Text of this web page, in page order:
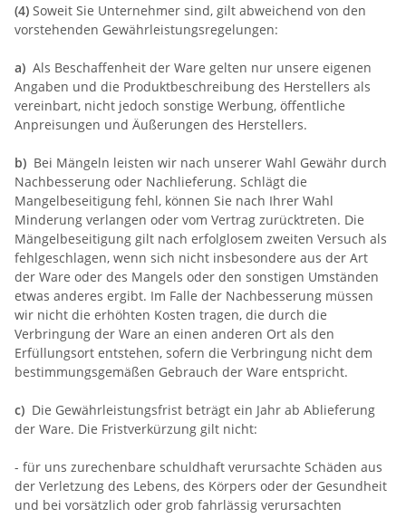
(4) Soweit Sie Unternehmer sind, gilt abweichend von den
vorstehenden Gewährleistungsregelungen:
a) Als Beschaffenheit der Ware gelten nur unsere eigenen
Angaben und die Produktbeschreibung des Herstellers als
vereinbart, nicht jedoch sonstige Werbung, öffentliche
Anpreisungen und Äußerungen des Herstellers.
b) Bei Mängeln leisten wir nach unserer Wahl Gewähr durch
Nachbesserung oder Nachlieferung. Schlägt die
Mangelbeseitigung fehl, können Sie nach Ihrer Wahl
Minderung verlangen oder vom Vertrag zurücktreten. Die
Mängelbeseitigung gilt nach erfolglosem zweiten Versuch als
fehlgeschlagen, wenn sich nicht insbesondere aus der Art
der Ware oder des Mangels oder den sonstigen Umständen
etwas anderes ergibt. Im Falle der Nachbesserung müssen
wir nicht die erhöhten Kosten tragen, die durch die
Verbringung der Ware an einen anderen Ort als den
Erfüllungsort entstehen, sofern die Verbringung nicht dem
bestimmungsgemäßen Gebrauch der Ware entspricht.
c) Die Gewährleistungsfrist beträgt ein Jahr ab Ablieferung
der Ware. Die Fristverkürzung gilt nicht:
- für uns zurechenbare schuldhaft verursachte Schäden aus
der Verletzung des Lebens, des Körpers oder der Gesundheit
und bei vorsätzlich oder grob fahrlässig verursachten